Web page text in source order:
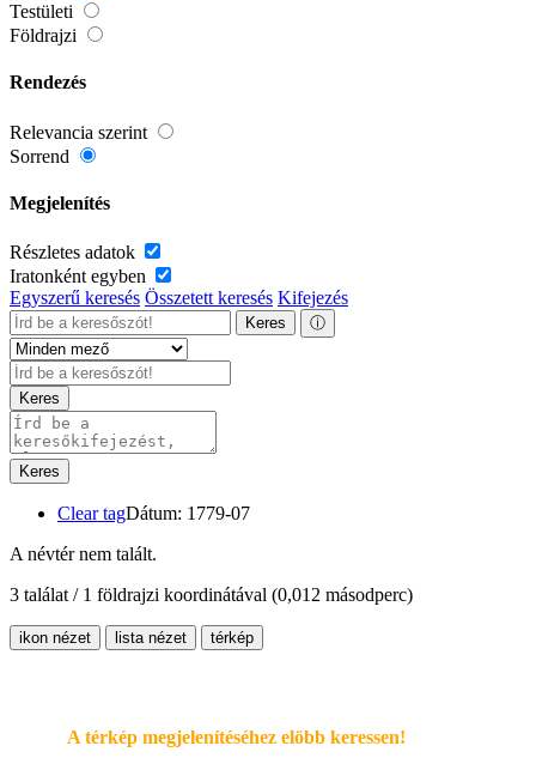
Testületi
Földrajzi
Rendezés
Relevancia szerint
Sorrend
Megjelenítés
Részletes adatok
Iratonként egyben
Egyszerű keresés Összetett keresés Kifejezés
Keres ⓘ
Keres
Keres
Clear tagDátum: 1779-07
A névtér nem talált.
3 találat / 1 földrajzi koordinátával (0,012 másodperc)
ikon nézet lista nézet térkép
A térkép megjelenítéséhez elöbb keressen!